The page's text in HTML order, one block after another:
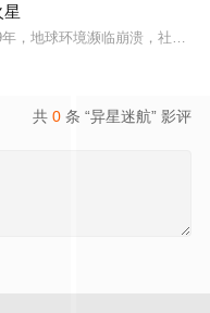
师不得不亲自踏入那
觉醒，平凡人生被彻底颠覆
资源严重的机器人进行遗弃处
年，地球环境濒临崩溃，社会以
共 0 条 “异星迷航” 影评